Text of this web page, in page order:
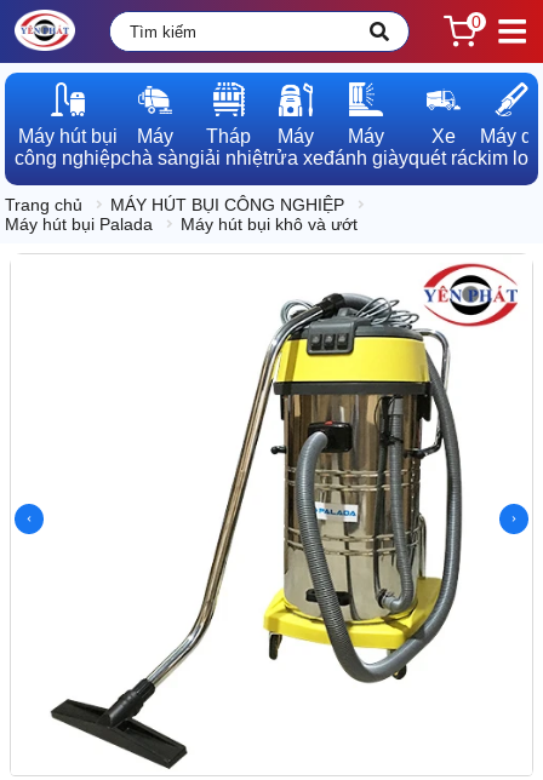
0
Máy hút bụi
công nghiệp
Máy
chà sàn
Tháp
giải nhiệt
Máy
rửa xe
Máy
đánh giày
Xe
quét rác
Máy dò
kim loại
Trang chủ
MÁY HÚT BỤI CÔNG NGHIỆP
Máy hút bụi Palada
Máy hút bụi khô và ướt